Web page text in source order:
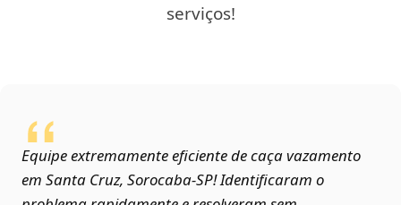
serviços!
Equipe extremamente eficiente de caça vazamento
em Santa Cruz, Sorocaba‑SP! Identificaram o